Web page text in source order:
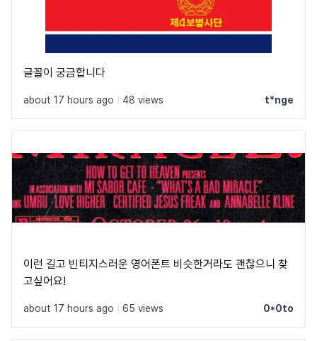
글꼴이 궁금합니다
about 17 hours ago 48 views t*nge
이런 길고 빈티지스러운 영어폰트 비슷한거라도 괜찮으니 찾
고싶어요!
about 17 hours ago 65 views 0*0to